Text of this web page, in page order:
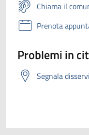
Chiama il
Prenota
Problemi in
Segnala